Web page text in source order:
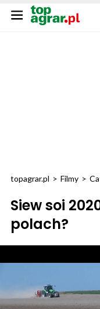
topagrar.pl > Filmy >
Siew soi
polach?